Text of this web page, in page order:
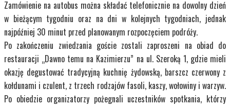
Zamówienie na autobus można składać telefonicznie na dowolny dzień
w bieżącym tygodniu oraz na dni w kolejnych tygodniach, jednak
najpóźniej 30 minut przed planowanym rozpoczęciem podróży.
Po zakończeniu zwiedzania goście zostali zaproszeni na obiad do
restauracji „Dawno temu na Kazimierzu” na ul. Szeroką 1, gdzie mieli
okazję degustować tradycyjną kuchnię żydowską, barszcz czerwony z
kołdunami i czulent, z trzech rodzajów fasoli, kaszy, wołowiny i warzyw.
Po obiedzie organizatorzy pożegnali uczestników spotkania, którzy